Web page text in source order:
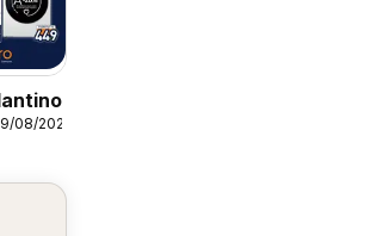
08/2026